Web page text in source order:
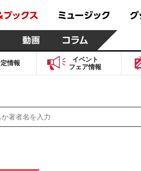
情報
イベント
フェア情報